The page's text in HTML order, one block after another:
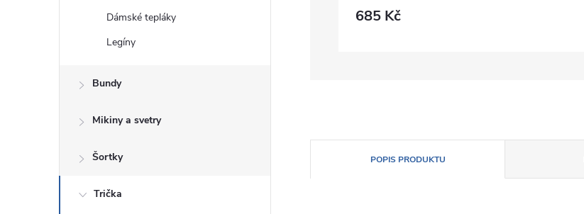
Dámské tepláky
Legíny
Bundy
Mikiny a svetry
Šortky
Trička
685 Kč
POPIS PRODUKTU